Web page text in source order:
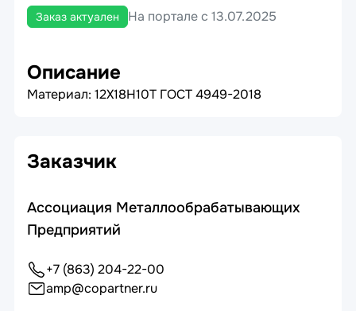
Заказ актуален На портале с 13.07.2025
Описание
Материал: 12Х18Н10Т ГОСТ 4949-2018
Заказчик
Ассоциация Металлообрабатывающих
Предприятий
+7 (863) 204-22-00
amp@copartner.ru